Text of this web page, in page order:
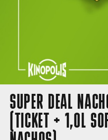
SUPER DEAL
(TICKET + 1,0L